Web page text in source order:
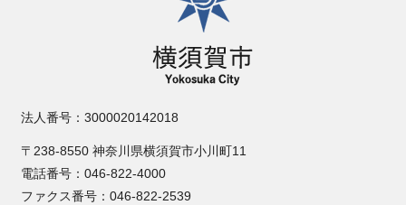
法人番号：3000020142018
〒238-8550 神奈川県横須賀市小川町11
電話番号：046-822-4000
ファクス番号：046-822-2539